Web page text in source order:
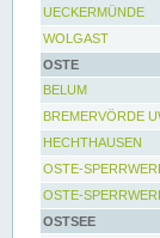
UECKERMÜNDE
WOLGAST
OSTE
BELUM
BREMERVÖRDE
HECHTHAUSEN
OSTE-
OSTE-
OSTSEE